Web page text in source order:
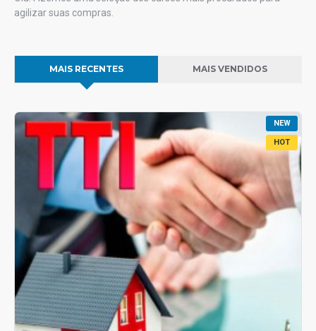
agilizar suas compras.
MAIS RECENTES MAIS VENDIDOS
NEW
HOT